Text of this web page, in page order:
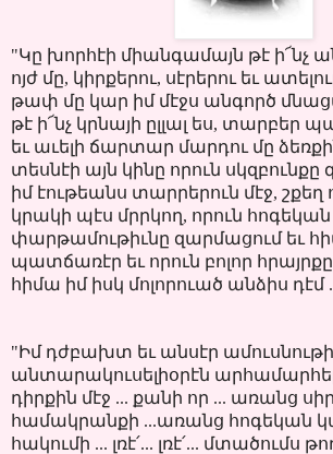
"Կը խորհէի միանգամայն թէ ի՜նչ
ոյժ մը, կիրքերու, սէրերու եւ
թափ մը կար իմ մէջս անգործ
թէ ի՜նչ կրնայի ըլլալ ես, տարբեր
եւ աւելի ճարտար մարդու մը
տեսնէի այն կինը որուն սկզբունքը
իմ էութեանս տարրերուն մէջ, շքեղ
կրակի պէս մրրկող, որուն հոգեկան
փարթամութիւնը զարմացում եւ
պատճառէր եւ որուն բոլոր
հիմա իմ իսկ մոլորուած անձիս դէմ
"Իմ դժբախտ եւ անսէր
անտարակուսելիօրէն
դիրքին մէջ ... քանի որ ... առանց
համակրանքի ...առանց հոգեկան
հակումի ... լռէ՛... լռէ՛... մտածումս